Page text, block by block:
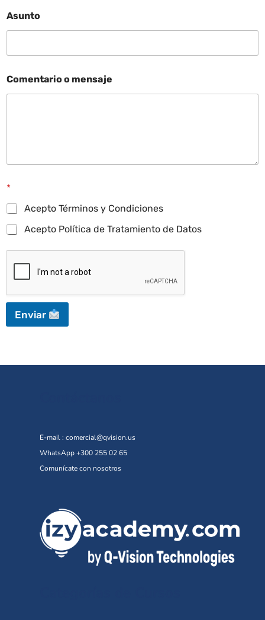
Asunto
Comentario o mensaje
*
Acepto Términos y Condiciones
Acepto Política de Tratamiento de Datos
Enviar
E-mail : comercial@qvision.us
WhatsApp +300 255 02 65
Comunícate con nosotros